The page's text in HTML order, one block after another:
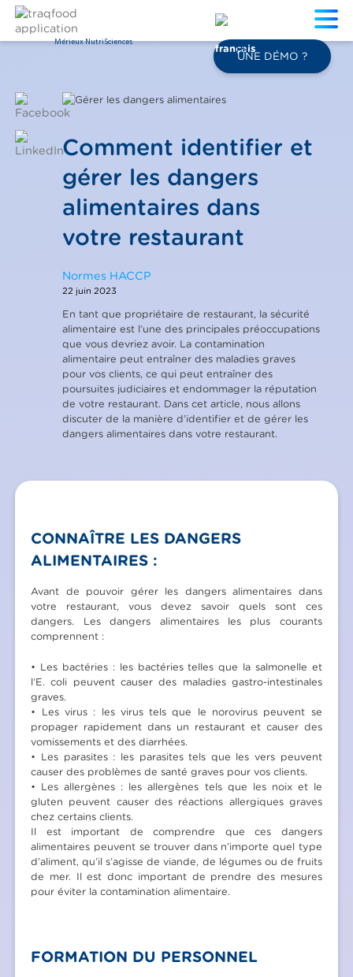
Mérieux NutriSciences
FR
UNE DÉMO ?
Comment identifier et
gérer les dangers
alimentaires dans
votre restaurant
Normes HACCP
22 juin 2023
En tant que propriétaire de restaurant, la sécurité
alimentaire est l’une des principales préoccupations
que vous devriez avoir. La contamination
alimentaire peut entraîner des maladies graves
pour vos clients, ce qui peut entraîner des
poursuites judiciaires et endommager la réputation
de votre restaurant. Dans cet article, nous allons
discuter de la manière d’identifier et de gérer les
dangers alimentaires dans votre restaurant.
CONNAÎTRE LES DANGERS
ALIMENTAIRES :
Avant de pouvoir gérer les dangers alimentaires dans
votre restaurant, vous devez savoir quels sont ces
dangers. Les dangers alimentaires les plus courants
comprennent :
• Les bactéries : les bactéries telles que la salmonelle et
l’E. coli peuvent causer des maladies gastro-intestinales
graves.
• Les virus : les virus tels que le norovirus peuvent se
propager rapidement dans un restaurant et causer des
vomissements et des diarrhées.
• Les parasites : les parasites tels que les vers peuvent
causer des problèmes de santé graves pour vos clients.
• Les allergènes : les allergènes tels que les noix et le
gluten peuvent causer des réactions allergiques graves
chez certains clients.
Il est important de comprendre que ces dangers
alimentaires peuvent se trouver dans n’importe quel type
d’aliment, qu’il s’agisse de viande, de légumes ou de fruits
de mer. Il est donc important de prendre des mesures
pour éviter la contamination alimentaire.
FORMATION DU PERSONNEL